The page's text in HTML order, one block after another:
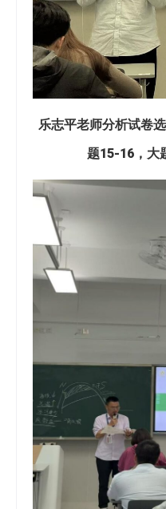
乐志平老师分析试卷
题15-16，大